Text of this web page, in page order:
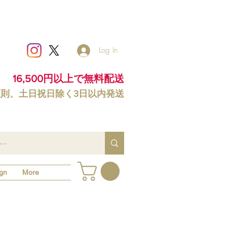
Log In
16,500円以上で無料配送
、土日祝日除く3日以内発送
More